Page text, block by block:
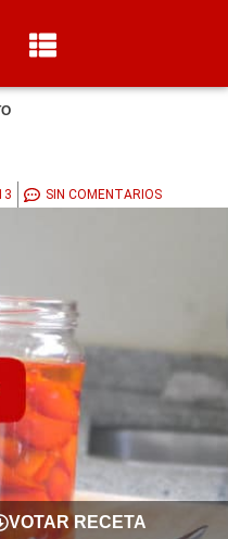
SIN COMENTARIOS
VOTAR RECETA